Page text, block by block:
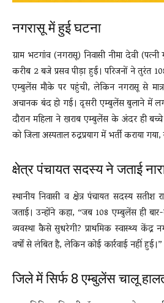
नगरासू में हुई घटना
ग्राम भटगांव (नगरासू) निवासी नीमा देवी
करीब 2 बजे प्रसव पीड़ा हुई। परिजनों ने तुरंत
एम्बुलेंस मौके पर पहुंची, लेकिन नगरासू से
अचानक बंद हो गई। दूसरी एम्बुलेंस बुलाने में
दौरान महिला ने खराब एम्बुलेंस के अंदर ही
को जिला अस्पताल रुद्रप्रयाग में भर्ती कराया
क्षेत्र पंचायत सदस्य ने जताई
स्थानीय निवासी व क्षेत्र पंचायत सदस्य सतीश
जताई। उन्होंने कहा, “जब 108 एम्बुलेंस ही बार-
व्यवस्था कैसे सुधरेगी? प्राथमिक स्वास्थ्य केंद्र
वर्षों से लंबित है, लेकिन कोई कार्रवाई नहीं हुई।”
जिले में सिर्फ 8 एम्बुलेंस चालू